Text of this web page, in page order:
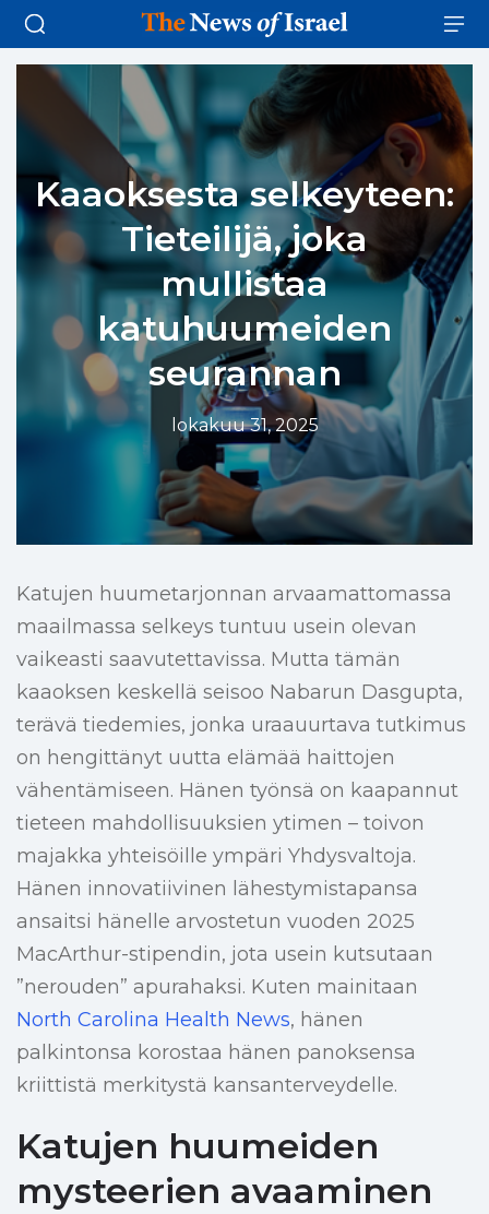
Kaaoksesta selkeyteen:
Tieteilijä, joka
mullistaa
katuhuumeiden
seurannan
lokakuu 31, 2025
Katujen huumetarjonnan arvaamattomassa
maailmassa selkeys tuntuu usein olevan
vaikeasti saavutettavissa. Mutta tämän
kaaoksen keskellä seisoo Nabarun Dasgupta,
terävä tiedemies, jonka uraauurtava tutkimus
on hengittänyt uutta elämää haittojen
vähentämiseen. Hänen työnsä on kaapannut
tieteen mahdollisuuksien ytimen – toivon
majakka yhteisöille ympäri Yhdysvaltoja.
Hänen innovatiivinen lähestymistapansa
ansaitsi hänelle arvostetun vuoden 2025
MacArthur-stipendin, jota usein kutsutaan
”nerouden” apurahaksi. Kuten mainitaan
North Carolina Health News, hänen
palkintonsa korostaa hänen panoksensa
kriittistä merkitystä kansanterveydelle.
Katujen huumeiden
mysteerien avaaminen